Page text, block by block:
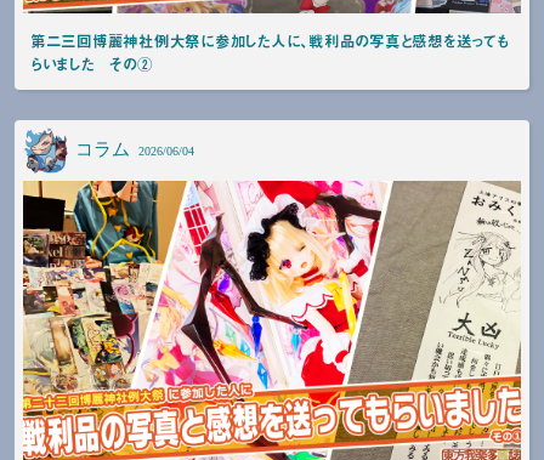
第二三回博麗神社例大祭に参加した人に、戦利品の写真と感想を送っても
らいました その②
コラム 2026/06/04